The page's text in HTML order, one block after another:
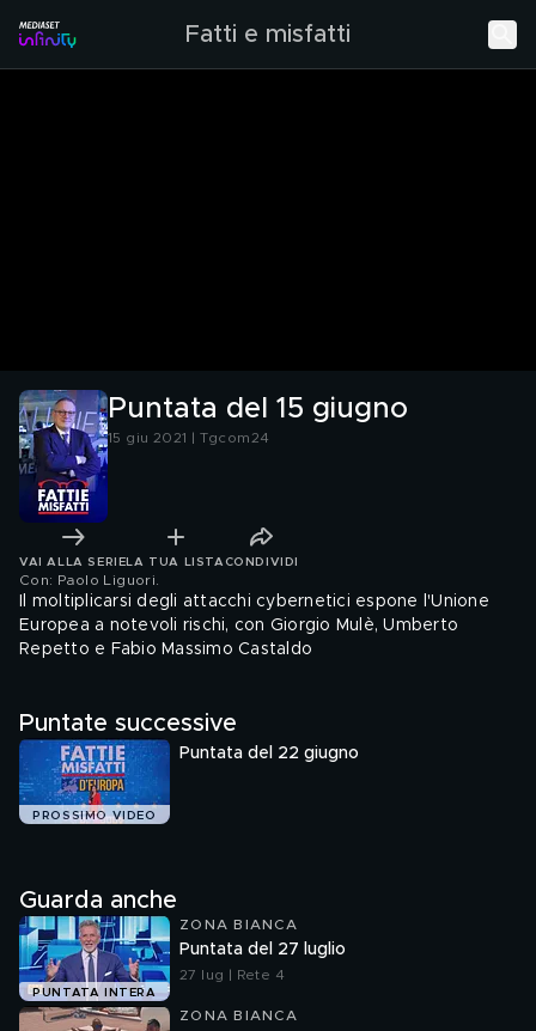
Fatti e misfatti
Puntata del 15 giugno
15 giu 2021 | Tgcom24
VAI ALLA SERIE LA TUA LISTA CONDIVIDI
Con: Paolo Liguori
Il moltiplicarsi degli attacchi cybernetici espone l'Unione
Europea a notevoli rischi, con Giorgio Mulè, Umberto
Repetto e Fabio Massimo Castaldo
Puntate successive
PROSSIMO VIDEO
Puntata del 22 giugno
Guarda anche
PUNTATA INTERA
ZONA BIANCA
Puntata del 27 luglio
27 lug | Rete 4
ZONA BIANCA